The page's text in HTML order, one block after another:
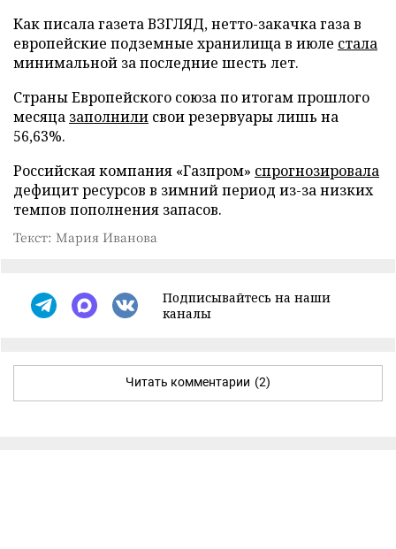
Как писала газета ВЗГЛЯД, нетто-закачка газа в
европейские подземные хранилища в июле стала
минимальной за последние шесть лет.
Страны Европейского союза по итогам прошлого
месяца заполнили свои резервуары лишь на
56,63%.
Российская компания «Газпром» спрогнозировала
дефицит ресурсов в зимний период из-за низких
темпов пополнения запасов.
Текст: Мария Иванова
Подписывайтесь на наши
каналы
Читать комментарии (2)